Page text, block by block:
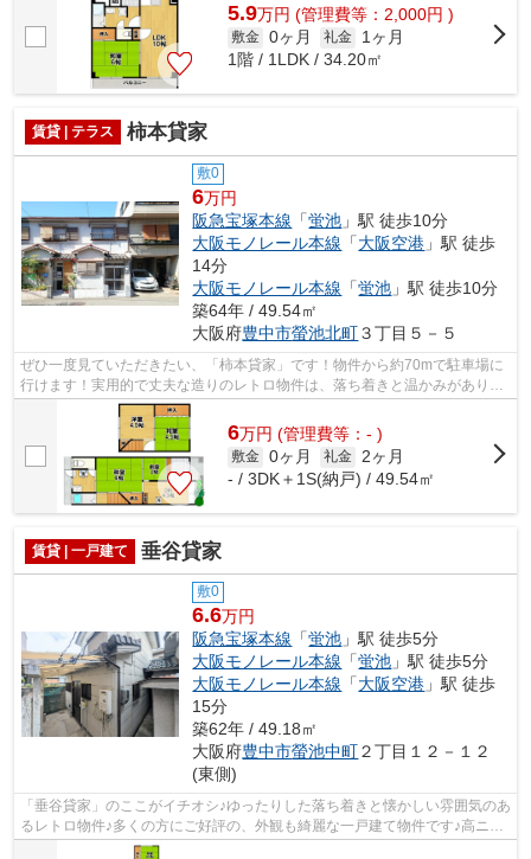
5.9万円 (管理費等：2,000円 )
敷金 0ヶ月 礼金
1ヶ月
1階 / 1LDK / 34.20㎡
賃貸 | テラス 柿本貸家
敷0
6万円
阪急宝塚本線 「蛍池 」駅 徒歩10分
大阪モノレール本線 「大阪空港 」駅 徒歩
14分
大阪モノレール本線 「蛍池 」駅 徒歩10分
築64年 / 49.54㎡
大阪府豊中市螢池北町３丁目５－５
ぜひ一度見ていただきたい、「柿本貸家」です！物件から約70mで駐車場に
行けます！実用的で丈夫な造りのレトロ物件は、落ち着きと温かみがありま
す！長屋建てとも呼ばれる、隣家と壁を...
6万円 (管理費等：- )
敷金 0ヶ月 礼金
2ヶ月
- / 3DK＋1S(納戸) / 49.54㎡
賃貸 | 一戸建て 垂谷貸家
敷0
6.6万円
阪急宝塚本線 「蛍池 」駅 徒歩5分
大阪モノレール本線 「蛍池 」駅 徒歩5分
大阪モノレール本線 「大阪空港 」駅 徒歩
15分
築62年 / 49.18㎡
大阪府豊中市螢池中町２丁目１２－１２
(東側)
「垂谷貸家」のここがイチオシ♪ゆったりした落ち着きと懐かしい雰囲気のあ
るレトロ物件♪多くの方にご好評の、外観も綺麗な一戸建て物件です♪高ニー
ズな駅近の物件で、徒歩5分で駅に行...